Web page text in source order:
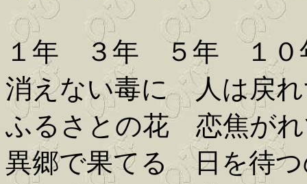
１年 ３年 ５年 １０
消えない毒に 人は戻
ふるさとの花 恋焦が
異郷で果てる 日を待つ